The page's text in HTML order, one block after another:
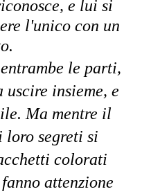
e lui si
l'unico con un
le parti,
uscire insieme, e
Ma mentre il
loro segreti si
colorati
attenzione